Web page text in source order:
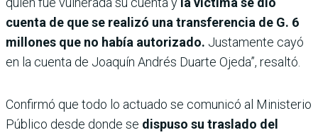
cuenta de que se realizó una transferencia de G. 6
millones que no había autorizado. Justamente cayó
en la cuenta de Joaquín Andrés Duarte Ojeda”, resaltó.
Confirmó que todo lo actuado se comunicó al Ministerio
Público desde donde se dispuso su traslado del